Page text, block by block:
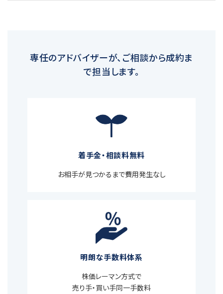
専任のアドバイザーが、ご相談から成約ま
で担当します。
着手金・相談料無料
お相手が見つかるまで費用発生なし
明朗な手数料体系
株価レーマン方式で
売り手・買い手同一手数料